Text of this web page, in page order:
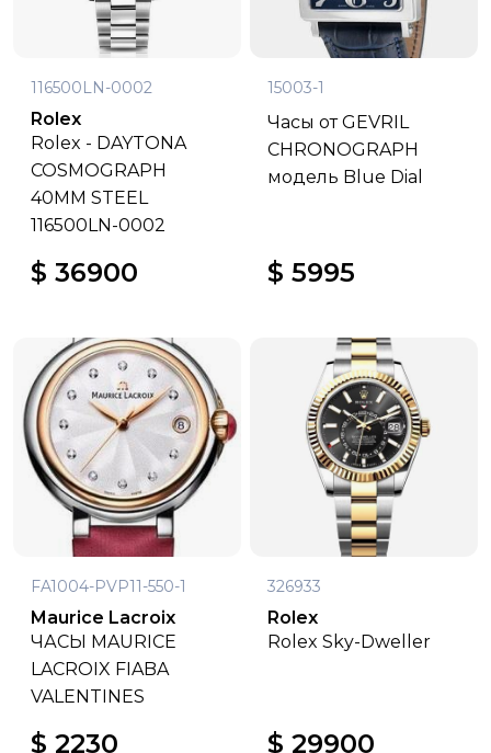
116500LN-0002
Rolex
Rolex - DAYTONA
COSMOGRAPH
40MM STEEL
116500LN-0002
$ 36900
15003-1
Часы от GEVRIL
CHRONOGRAPH
модель Blue Dial
$ 5995
FA1004-PVP11-550-1
Maurice Lacroix
ЧАСЫ MAURICE
LACROIX FIABA
VALENTINES
$ 2230
326933
Rolex
Rolex Sky-Dweller
$ 29900